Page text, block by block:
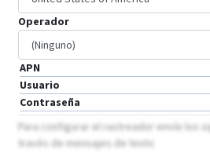
Operador
APN
Usuario
Contraseña
Para configurar el rastreador envíe los
través de mensajes de texto